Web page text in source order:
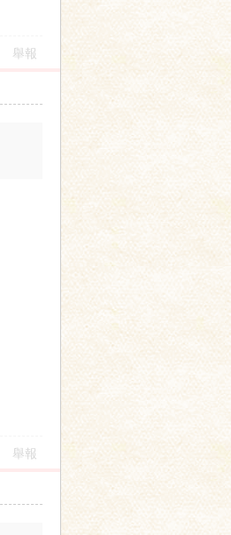
舉報
舉報